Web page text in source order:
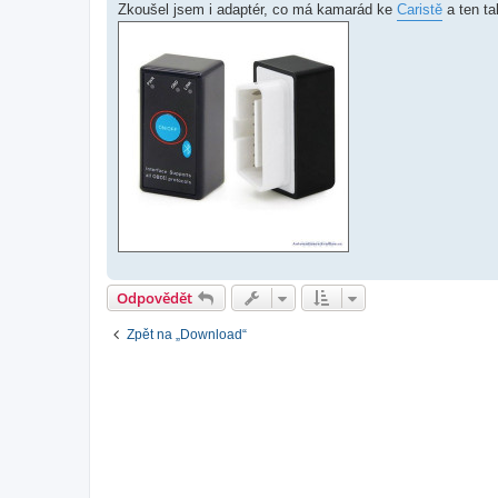
í
s
Zkoušel jsem i adaptér, co má kamarád ke Caristě a ten
Odpovědět
Zpět na „Download“